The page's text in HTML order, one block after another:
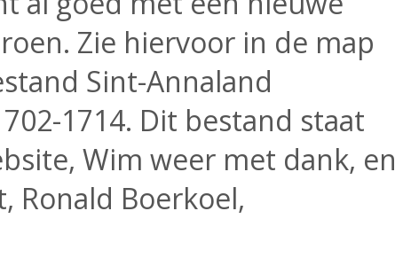
Zie hiervoor in de map
Sint-Annaland
1714. Dit bestand staat
Wim weer met dank, en
Ronald Boerkoel,